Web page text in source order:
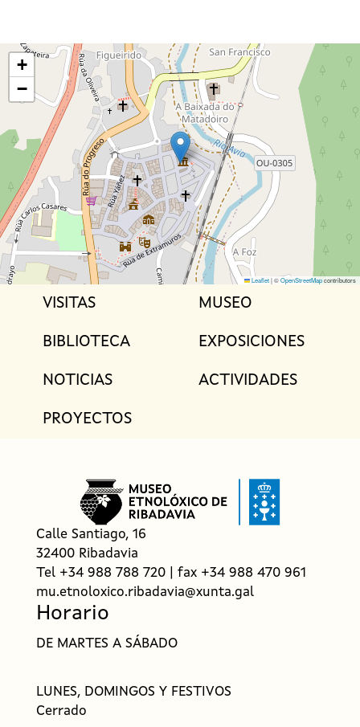
+
−
Leaflet|©OpenStreetMapcontributors
VISITAS MUSEO
BIBLIOTECA EXPOSICIONES
NOTICIAS ACTIVIDADES
PROYECTOS
Calle Santiago, 16
32400 Ribadavia
Tel +34 988 788 720 | fax +34 988 470 961
mu.etnoloxico.ribadavia@xunta.gal
Horario
DE MARTES A SÁBADO
LUNES, DOMINGOS Y FESTIVOS
Cerrado